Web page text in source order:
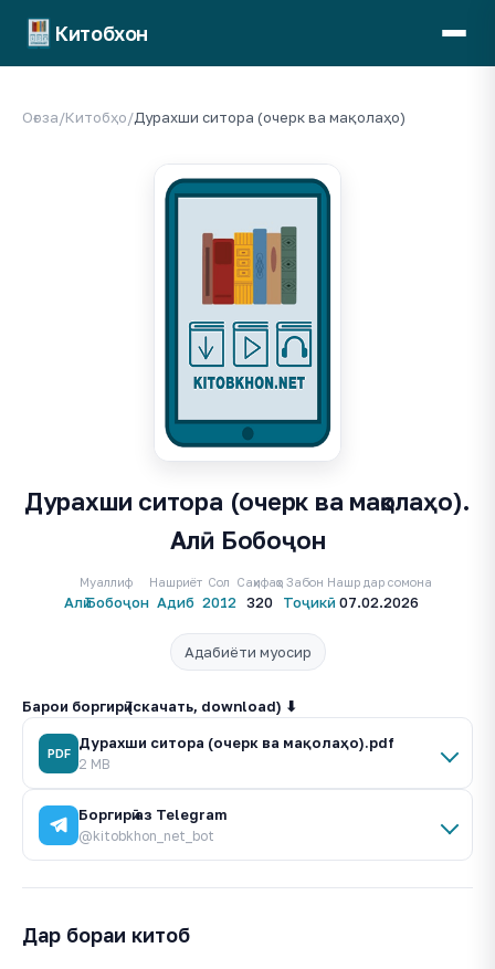
Китобхон
Оғоза/Китобҳо/Дурахши ситора (очерк ва мақолаҳо)
Барои боргирӣ (скачать, download) ⬇
PDF
Дурахши ситора (очерк ва мақолаҳо).pdf
2 MB
Боргирӣ аз Telegram
@kitobkhon_net_bot
Дурахши ситора (очерк ва мақолаҳо).
Алӣ Бобоҷон
Муаллиф
Алӣ Бобоҷон
Нашриёт
Адиб
Сол
2012
Саҳифаҳо
320
Забон
Тоҷикӣ
Нашр дар сомона
07.02.2026
Адабиёти муосир
Дар бораи китоб